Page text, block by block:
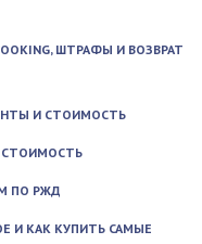
ШТРАФЫ И ВОЗВРАТ
И СТОИМОСТЬ
СТОИМОСТЬ
ПО РЖД
И КАК КУПИТЬ САМЫЕ